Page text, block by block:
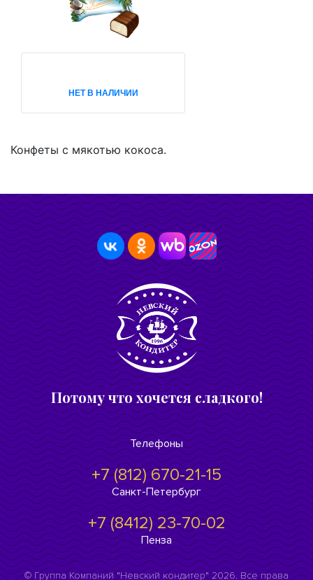
НЕТ В НАЛИЧИИ
Конфеты с мякотью кокоса.
Потому что хочется сладкого!
Телефоны
+7 (812) 670-21-15
Санкт-Петербург
+7 (8412) 23-70-02
Пенза
© Группа Компаний "Невский кондитер" 2026. Все права